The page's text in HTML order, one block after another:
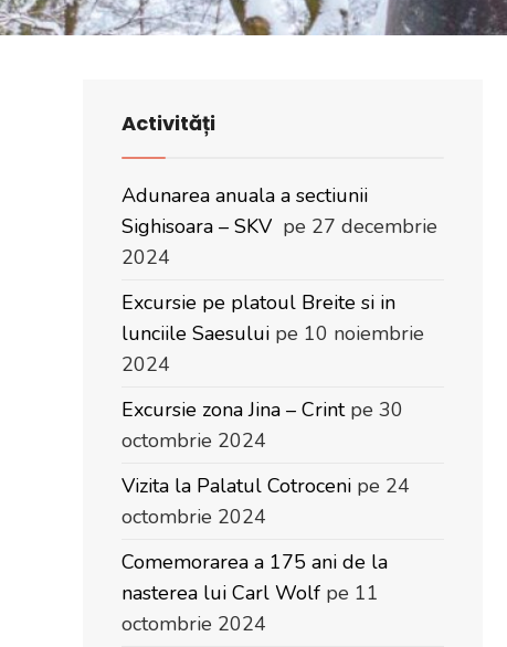
Activități
Adunarea anuala a sectiunii
Sighisoara – SKV pe 27 decembrie
2024
Excursie pe platoul Breite si in
lunciile Saesului pe 10 noiembrie
2024
Excursie zona Jina – Crintpe 30
octombrie 2024
Vizita la Palatul Cotroceni pe 24
octombrie 2024
Comemorarea a 175 ani de la
nasterea lui Carl Wolf pe 11
octombrie 2024